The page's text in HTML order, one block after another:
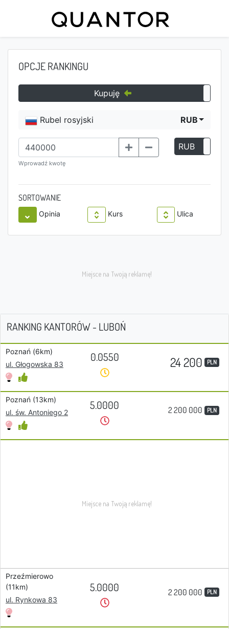
OPCJE RANKINGU
Kupuję
Rubel rosyjski RUB
Wprowadź kwotę
RUB
SORTOWANIE
Opinia Kurs Ulica
RANKING KANTORÓW - LUBOŃ
Poznań (6km)
ul. Głogowska 83
0.0550 24 200 PLN
Poznań (13km)
ul. św. Antoniego 2
5.0000 2 200 000 PLN
Przeźmierowo
(11km)
ul. Rynkowa 83
5.0000 2 200 000 PLN